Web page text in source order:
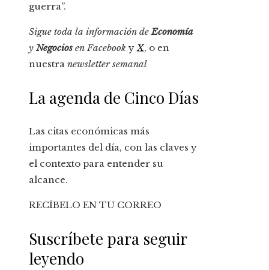
guerra”.
Sigue toda la información deEconomía
y Negocios enFacebook yX, o en
nuestra newsletter semanal
La agenda de Cinco Días
Las citas económicas más
importantes del día, con las claves y
el contexto para entender su
alcance.
RECÍBELO EN TU CORREO
Suscríbete para seguir
leyendo